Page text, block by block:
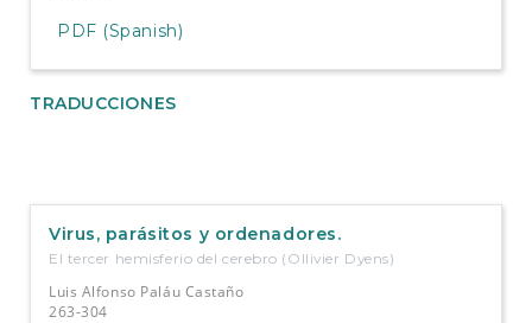
PDF (Spanish)
TRADUCCIONES
Virus, parásitos y ordenadores.
El tercer hemisferio del cerebro (Ollivier Dyens)
Luis Alfonso Paláu Castaño
263-304